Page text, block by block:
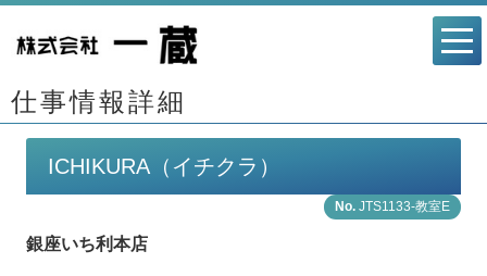
仕事情報詳細
ICHIKURA（イチクラ）
JTS1133-教室E
銀座いち利本店